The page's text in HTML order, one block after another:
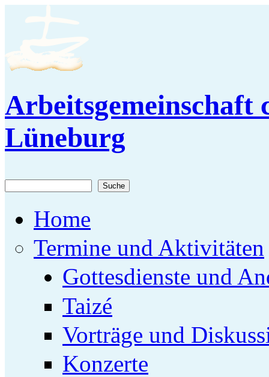
Lüneburg
Home
Termine und Aktivitäten
Gottesdienste und
Taizé
Vorträge und
Konzerte